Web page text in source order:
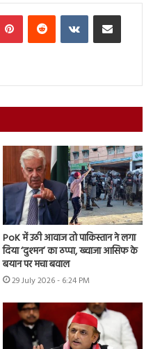
PinterestReddit VKontakteShare via Email
PoK में उठी आवाज तो पाकिस्तान ने लगा
दिया ‘दुश्मन’ का ठप्पा, ख्वाजा आसिफ के
बयान पर मचा बवाल
29 July 2026 - 6:24 PM